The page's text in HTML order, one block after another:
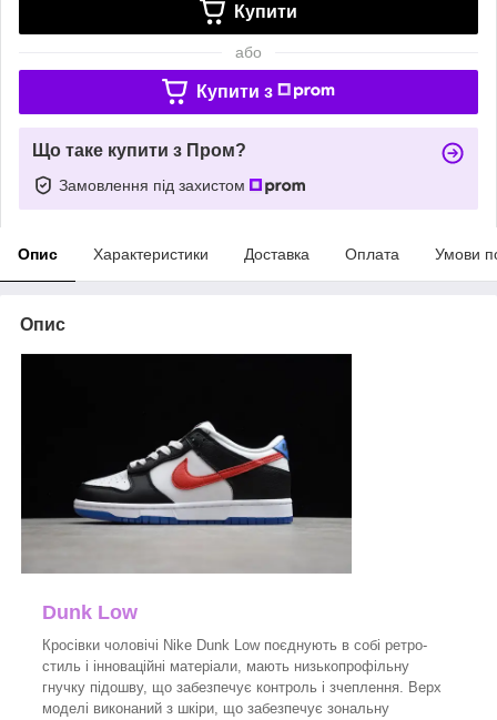
Купити
або
Купити з
Що таке купити з Пром?
Замовлення під захистом
Опис Характеристики Доставка Оплата Умови
Опис
Dunk Low
Кросівки чоловічі Nike Dunk Low поєднують в собі ретро-
стиль і інноваційні матеріали, мають низькопрофільну
гнучку підошву, що забезпечує контроль і зчеплення. Верх
моделі виконаний з шкіри, що забезпечує зональну